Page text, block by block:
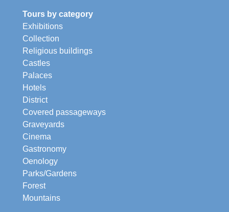
Tours by category
Exhibitions
Collection
Religious buildings
Castles
Palaces
Hotels
District
Covered passageways
Graveyards
Cinema
Gastronomy
Oenology
Parks/Gardens
Forest
Mountains